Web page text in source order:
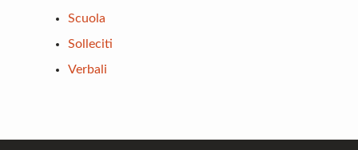
Scuola
Solleciti
Verbali